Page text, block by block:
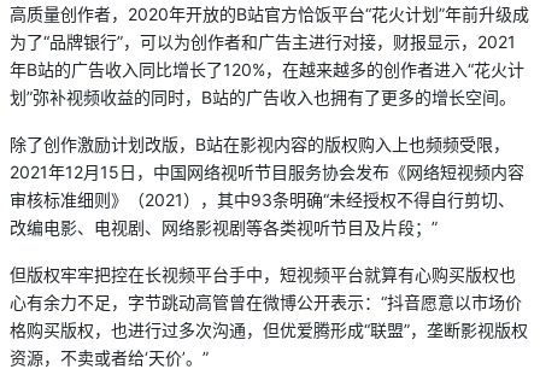
高质量创作者，2020年开放的B站官方恰饭平台“花火计划”年前升级成
为了“品牌银行”，可以为创作者和广告主进行对接，财报显示，2021
年B站的广告收入同比增长了120%，在越来越多的创作者进入“花火计
划”弥补视频收益的同时，B站的广告收入也拥有了更多的增长空间。
除了创作激励计划改版，B站在影视内容的版权购入上也频频受限，
2021年12月15日，中国网络视听节目服务协会发布《网络短视频内容
审核标准细则》（2021），其中93条明确“未经授权不得自行剪切、
改编电影、电视剧、网络影视剧等各类视听节目及片段；”
但版权牢牢把控在长视频平台手中，短视频平台就算有心购买版权也
心有余力不足，字节跳动高管曾在微博公开表示：“抖音愿意以市场价
格购买版权，也进行过多次沟通，但优爱腾形成“联盟”，垄断影视版权
资源，不卖或者给‘天价’。”